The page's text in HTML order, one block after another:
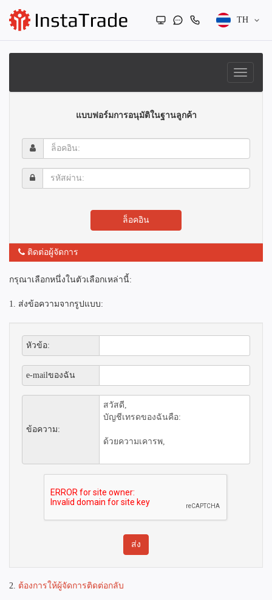
TH
แบบฟอร์มการอนุมัติในฐานลูกค้า
ล็อค
อิน:
รหัส
ผ่าน:
ล็อคอิน
ติดต่อผู้จัดการ
กรุณาเลือกหนึ่งในตัวเลือกเหล่านี้:
1. ส่งข้อความจากรูปแบบ:
หัวข้อ:
e-mailของฉัน
ข้อความ:
2. ต้องการให้ผู้จัดการติดต่อกลับ